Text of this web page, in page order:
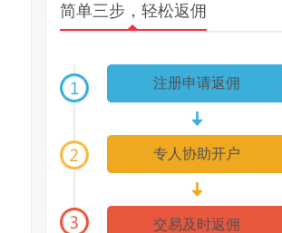
洪XX 南华期货
李XX 国王期货 71085元
浙商期货 60385元
杨XX
浙商期货
简单三步，轻松返佣
注册申请返佣
专人协助开户
交易及时返佣